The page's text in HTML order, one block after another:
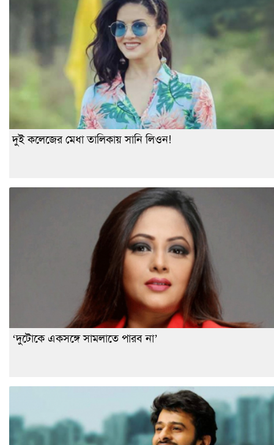
দুই কলেজের মেধা তালিকায় সানি লিওন!
‘দুটোকে একসঙ্গে সামলাতে পারব না’